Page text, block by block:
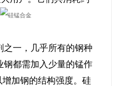
一，几乎所有的钢种
钢都需加入少量的锰作
加钢的结构强度。硅